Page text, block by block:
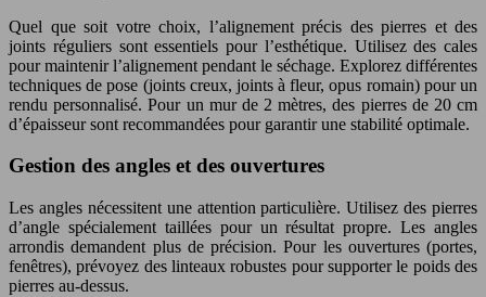
Quel que soit votre choix, l’alignement précis des pierres et des
joints réguliers sont essentiels pour l’esthétique. Utilisez des cales
pour maintenir l’alignement pendant le séchage. Explorez différentes
techniques de pose (joints creux, joints à fleur, opus romain) pour un
rendu personnalisé. Pour un mur de 2 mètres, des pierres de 20 cm
d’épaisseur sont recommandées pour garantir une stabilité optimale.
Gestion des angles et des ouvertures
Les angles nécessitent une attention particulière. Utilisez des pierres
d’angle spécialement taillées pour un résultat propre. Les angles
arrondis demandent plus de précision. Pour les ouvertures (portes,
fenêtres), prévoyez des linteaux robustes pour supporter le poids des
pierres au-dessus.